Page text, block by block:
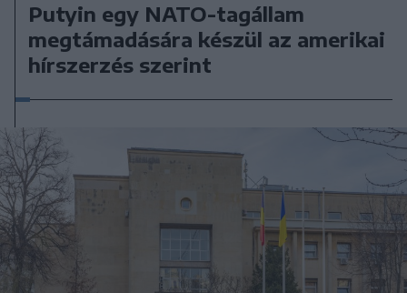
Putyin egy NATO-tagállam
megtámadására készül az amerikai
hírszerzés szerint